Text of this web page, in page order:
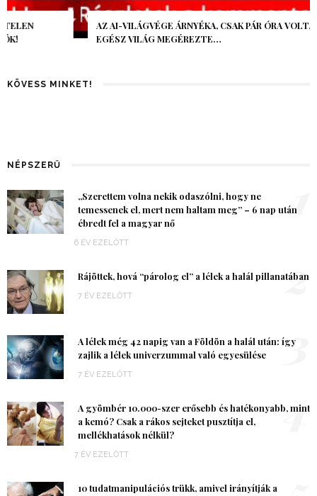
AZ AI-VILÁGVÉGE ÁRNYÉKA, CSAK PÁR ÓRA VOLT, MÉGIS AZ
EGÉSZ VILÁG MEGÉREZTE…
KÖVESS MINKET!
NÉPSZERŰ
„Szerettem volna nekik odaszólni, hogy ne
temessenek el, mert nem haltam meg” – 6 nap után
ébredt fel a magyar nő
6 ÉV EZELŐTT
1
Rájöttek, hová “párolog el” a lélek a halál pillanatában
7 ÉV EZELŐTT 2
A lélek még 42 napig van a Földön a halál után: így
zajlik a lélek univerzummal való egyesülése
7 ÉV EZELŐTT
3
A gyömbér 10.000-szer erősebb és hatékonyabb, mint
a kemó? Csak a rákos sejteket pusztítja el,
mellékhatások nélkül?
7 ÉV EZELŐTT
4
10 tudatmanipulációs trükk, amivel irányítják a